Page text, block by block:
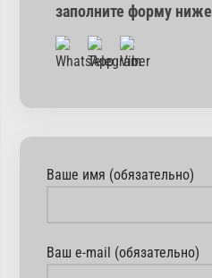
заполните форму ниже
Ваше имя (обязательно)
Ваш e-mail (обязательно)